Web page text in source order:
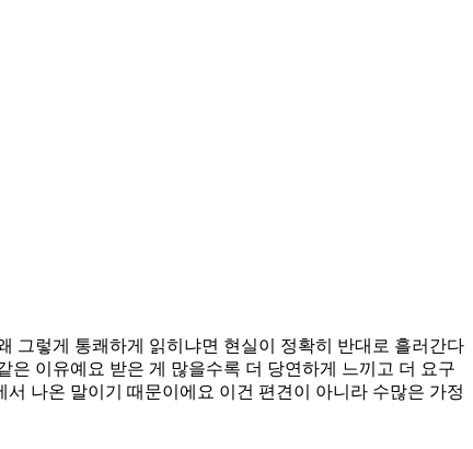
그렇게 통쾌하게 읽히냐면 현실이 정확히 반대로 흘러간다
이유예요 받은 게 많을수록 더 당연하게 느끼고 더 요구
나온 말이기 때문이에요 이건 편견이 아니라 수많은 가정